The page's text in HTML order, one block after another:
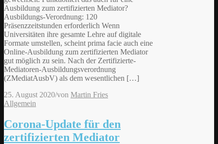
Ausbildung zum zertifizierten Mediator?
Ausbildungs-Verordnung: 120
Präsenzzeitstunden erforderlich Wenn
Universitäten ihre gesamte Lehre auf digitale
Formate umstellen, scheint prima facie auch eine
Online-Ausbildung zum zertifizierten Mediator
gut möglich zu sein. Nach der Zertifizierte-
Mediatoren-Ausbildungsverordnung
(ZMediatAusbV) als dem wesentlichen […]
25. August 2020/von Martin Fries
Allgemein
Corona-Update für den
zertifizierten Mediator